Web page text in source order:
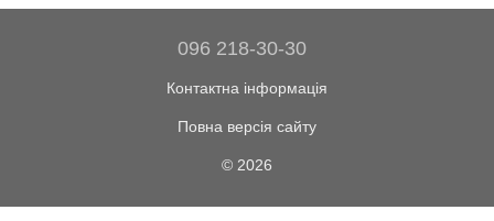
096 218-30-30
Контактна інформація
Повна версія сайту
© 2026